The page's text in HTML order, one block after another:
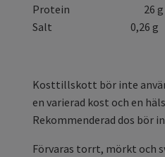
Protein 26 g
Salt 0,26 g
Kosttillskott bör inte
en varierad kost och en
Rekommenderad dos bör
Förvaras torrt, mörkt och